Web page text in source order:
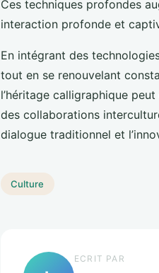
Ces techniques profondes
interaction profonde et
En intégrant des
tout en se renouvelant
l’héritage calligraphique
des collaborations
dialogue traditionnel et
Culture
ECRIT PAR